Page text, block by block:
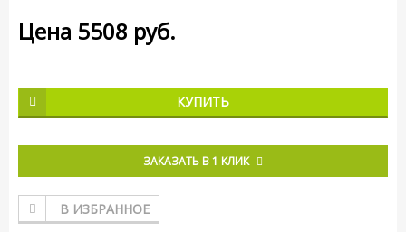
Цена 5508 руб.
КУПИТЬ
ЗАКАЗАТЬ В 1 КЛИК
В ИЗБРАННОЕ